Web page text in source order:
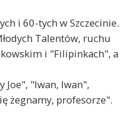
i 60-tych w Szczecinie.
Talentów, ruchu
i "Filipinkach", a
Joe", "Iwan, Iwan",
żegnamy, profesorze".